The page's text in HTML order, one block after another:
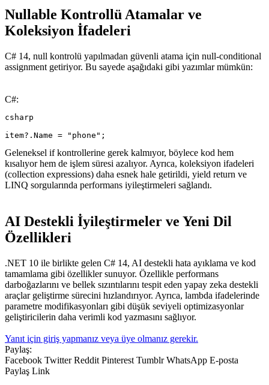
Nullable Kontrollü Atamalar ve
Koleksiyon İfadeleri​
C# 14, null kontrolü yapılmadan güvenli atama için null-conditional
assignment getiriyor. Bu sayede aşağıdaki gibi yazımlar mümkün:
C#:
csharp
item?.Name = "phone";
Geleneksel if kontrollerine gerek kalmıyor, böylece kod hem
kısalıyor hem de işlem süresi azalıyor. Ayrıca, koleksiyon ifadeleri
(collection expressions) daha esnek hale getirildi, yield return ve
LINQ sorgularında performans iyileştirmeleri sağlandı.
AI Destekli İyileştirmeler ve Yeni Dil
Özellikleri​
.NET 10 ile birlikte gelen C# 14, AI destekli hata ayıklama ve kod
tamamlama gibi özellikler sunuyor. Özellikle performans
darboğazlarını ve bellek sızıntılarını tespit eden yapay zeka destekli
araçlar geliştirme sürecini hızlandırıyor. Ayrıca, lambda ifadelerinde
parametre modifikasyonları gibi düşük seviyeli optimizasyonlar
geliştiricilerin daha verimli kod yazmasını sağlıyor.
Yanıt için giriş yapmanız veya üye olmanız gerekir.
Paylaş:
Facebook Twitter Reddit Pinterest Tumblr WhatsApp E-posta
Paylaş Link